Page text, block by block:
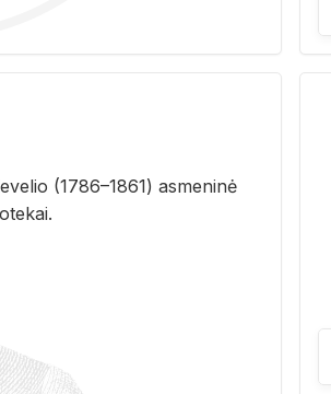
(1786–1861) as­me­ni­nė